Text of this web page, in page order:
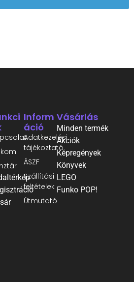
Inform
Áció
Adatkezelési
tájékoztató
ÁSZF
Szállítási
feltételek
Útmutató
Vásárlás
Minden termék
Akciók
Képregények
Könyvek
LEGO
Funko POP!